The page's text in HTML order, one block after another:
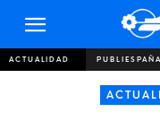
Publiespaña
ACTUALIDAD